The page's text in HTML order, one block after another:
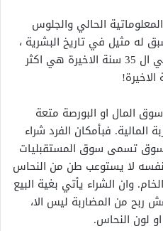
الحالي والجلوس
له مثيل في تاريخ البشرية ،
الا ان عدد الازمات الاقتصادية في ال 35 سنة الاخيرة هي اكثر
المال او البورصة متعة
المالية. فبأمكان الفرد شراء
سوق تسمى سوق المستقبليات
لا يستوعب طن من النحاس
وان الشراء يأتي بغية البيع
ربح من المضاربة ليس الا،
لون النحاس.